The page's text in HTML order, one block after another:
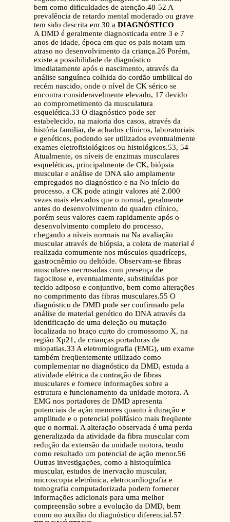
bem como dificuldades de atenção.48-52 A
prevalência de retardo mental moderado ou grave
tem sido descrita em 30 a DIAGNÓSTICO
A DMD é geralmente diagnosticada entre 3 e 7
anos de idade, época em que os pais notam um
atraso no desenvolvimento da criança.26 Porém,
existe a possibilidade de diagnóstico
imediatamente após o nascimento, através da
análise sanguínea colhida do cordão umbilical do
recém nascido, onde o nível de CK sérico se
encontra consideravelmente elevado, 17 devido
ao comprometimento da musculatura
esquelética.33 O diagnóstico pode ser
estabelecido, na maioria dos casos, através da
história familiar, de achados clínicos, laboratoriais
e genéticos, podendo ser utilizados eventualmente
exames eletrofisiológicos ou histológicos.53, 54
Atualmente, os níveis de enzimas musculares
esqueléticas, principalmente de CK, biópsia
muscular e análise de DNA são amplamente
empregados no diagnóstico e na No início do
processo, a CK pode atingir valores até 2.000
vezes mais elevados que o normal, geralmente
antes do desenvolvimento do quadro clínico,
porém seus valores caem rapidamente após o
desenvolvimento completo do processo,
chegando a níveis normais na Na avaliação
muscular através de biópsia, a coleta de material é
realizada comumente nos músculos quadríceps,
gastrocnêmio ou deltóide. Observam-se fibras
musculares necrosadas com presença de
fagocitose e, eventualmente, substituídas por
tecido adiposo e conjuntivo, bem como alterações
no comprimento das fibras musculares.55 O
diagnóstico de DMD pode ser confirmado pela
análise de material genético do DNA através da
identificação de uma deleção ou mutação
localizada no braço curto do cromossomo X, na
região Xp21, de crianças portadoras de
miopatias.33 A eletromiografia (EMG), um exame
também freqüentemente utilizado como
complementar no diagnóstico da DMD, estuda a
atividade elétrica da contração de fibras
musculares e fornece informações sobre a
estrutura e funcionamento da unidade motora. A
EMG nos portadores de DMD apresenta
potenciais de ação menores quanto à duração e
amplitude e o potencial polifásico mais freqüente
que o normal. A alteração observada é uma perda
generalizada da atividade da fibra muscular com
redução da extensão da unidade motora, tendo
como resultado um potencial de ação menor.56
Outras investigações, como a histoquímica
muscular, estudos de inervação muscular,
microscopia eletrônica, eletrocardiografia e
tomografia computadorizada podem fornecer
informações adicionais para uma melhor
compreensão sobre a evolução da DMD, bem
como no auxílio do diagnóstico diferencial.57